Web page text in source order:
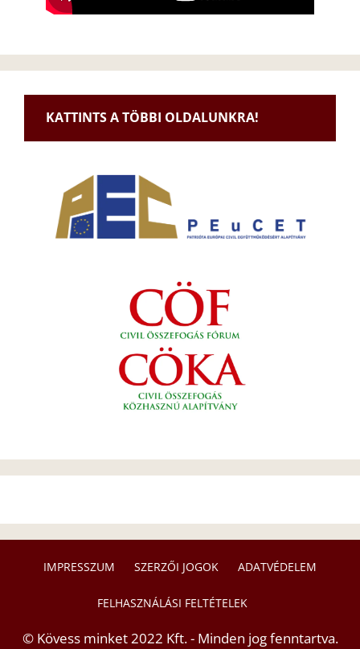
KATTINTS A TÖBBI OLDALUNKRA!
IMPRESSZUM SZERZŐI JOGOK ADATVÉDELEM
FELHASZNÁLÁSI FELTÉTELEK
© Kövess minket 2022 Kft. - Minden jog fenntartva.